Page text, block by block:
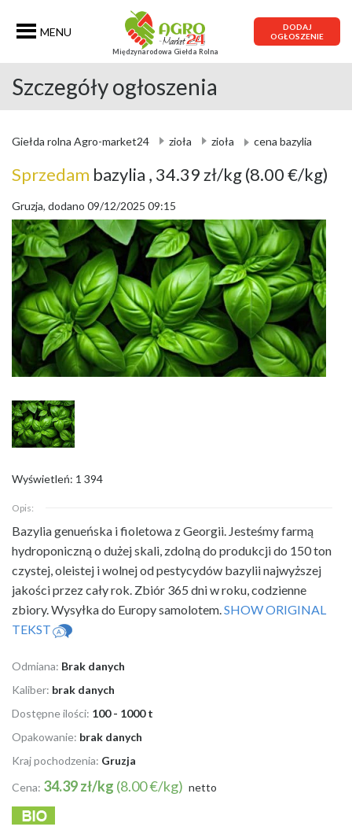
MENU
Międzynarodowa Giełda Rolna
DODAJ
OGŁOSZENIE
Szczegóły ogłoszenia
Giełda rolna Agro-market24 zioła zioła cena bazylia
Sprzedam bazylia , 34.39 zł/kg(8.00 €/kg)
Gruzja, dodano 09/12/2025 09:15
Wyświetleń: 1 394
Opis:
Bazylia genueńska i fioletowa z Georgii. Jesteśmy farmą
hydroponiczną o dużej skali, zdolną do produkcji do 150 ton
czystej, oleistej i wolnej od pestycydów bazylii najwyższej
jakości przez cały rok. Zbiór 365 dni w roku, codzienne
zbiory. Wysyłka do Europy samolotem. SHOW ORIGINAL
TEKST
Odmiana: Brak danych
Kaliber: brak danych
Dostępne ilości: 100 - 1000 t
Opakowanie: brak danych
Kraj pochodzenia: Gruzja
Cena: 34.39 zł/kg (8.00 €/kg) netto